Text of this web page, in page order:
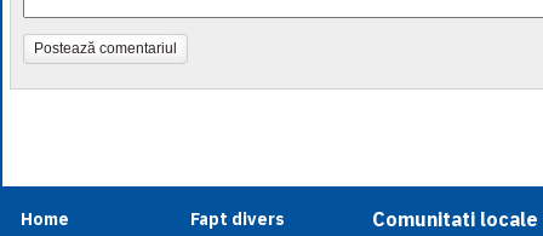
Postează comentariul
Home
Fapt divers
Comunitati locale